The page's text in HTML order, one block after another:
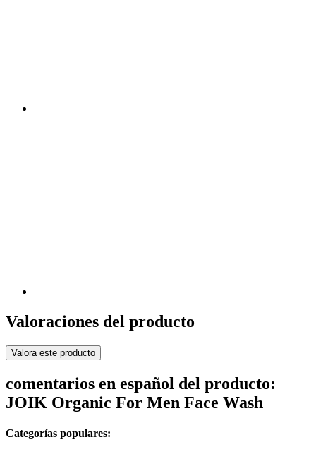
Valoraciones del producto
Valora este producto
comentarios en español del producto:
JOIK Organic For Men Face Wash
Categorías populares: